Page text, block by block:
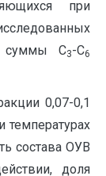
при
суммы С3-С6
0,07-0,1
состава ОУВ
доля